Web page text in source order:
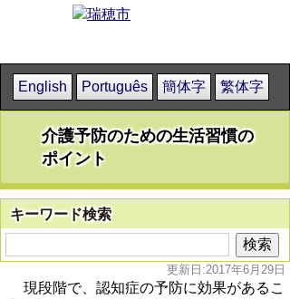
English Português 簡体字 繁体字
介護予防のための生活習慣の
ポイント
キーワード検索
更新日:2017年6月29日
現段階で、認知症の予防に効果があるこ